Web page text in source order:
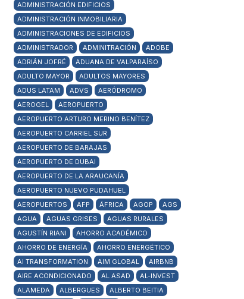
ADMINISTRACIÓN EDIFICIOS
ADMINISTRACIÓN INMOBILIARIA
ADMINISTRACIONES DE EDIFICIOS
ADMINISTRADOR
ADMINITRACIÓN
ADOBE
ADRIÁN JOFRÉ
ADUANA DE VALPARAÍSO
ADULTO MAYOR
ADULTOS MAYORES
ADUS LATAM
ADVS
AERÓDROMO
AEROGEL
AEROPUERTO
AEROPUERTO ARTURO MERINO BENÍTEZ
AEROPUERTO CARRIEL SUR
AEROPUERTO DE BARAJAS
AEROPUERTO DE DUBAI
AEROPUERTO DE LA ARAUCANÍA
AEROPUERTO NUEVO PUDAHUEL
AEROPUERTOS
AFP ÁFRICA AGOP
AGS
AGUA
AGUAS GRISES
AGUAS RURALES
AGUSTÍN RIANI
AHORRO ACADÉMICO
AHORRO DE ENERGÍA
AHORRO ENERGÉTICO
AI TRANSFORMATION
AIM GLOBAL
AIRBNB
AIRE ACONDICIONADO
AL ASAD
AL-INVEST
ALAMEDA
ALBERGUES
ALBERTO BEITIA